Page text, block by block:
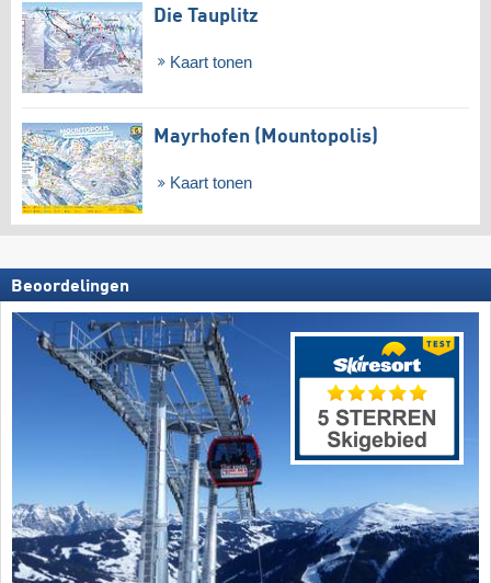
Die Tauplitz
Kaart tonen
Mayrhofen (Mountopolis)
Kaart tonen
Beoordelingen